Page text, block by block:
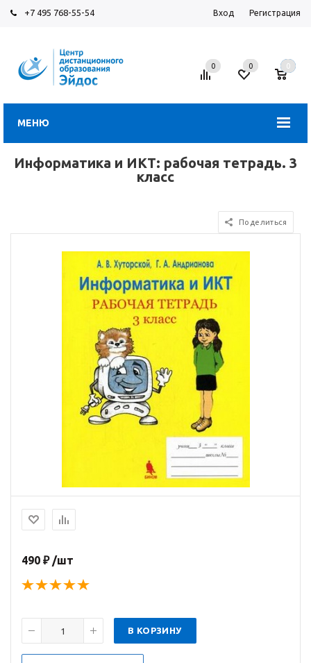
+7 495 768-55-54 Вход Регистрация
МЕНЮ
0 0 0
Информатика и ИКТ: рабочая тетрадь. 3
класс
Поделиться
490 ₽ /шт
В КОРЗИНУ